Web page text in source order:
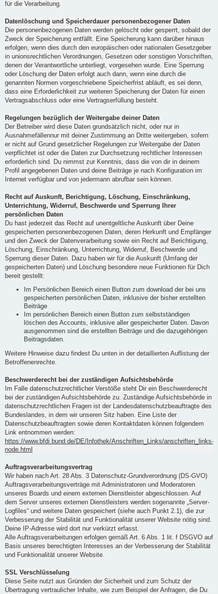
für die Verarbeitung.
Datenlöschung und Speicherdauer personenbezogener Daten
Die personenbezogenen Daten werden gelöscht oder gesperrt, sobald der
Zweck der Speicherung entfällt. Eine Speicherung kann darüber hinaus
erfolgen, wenn dies durch den europäischen oder nationalen Gesetzgeber
in unionsrechtlichen Verordnungen, Gesetzen oder sonstigen Vorschriften,
denen der Verantwortliche unterliegt, vorgesehen wurde. Eine Sperrung
oder Löschung der Daten erfolgt auch dann, wenn eine durch die
genannten Normen vorgeschriebene Speicherfrist abläuft, es sei denn,
dass eine Erforderlichkeit zur weiteren Speicherung der Daten für einen
Vertragsabschluss oder eine Vertragserfüllung besteht.
Regelungen bezüglich der Weitergabe deiner Daten
Der Betreiber wird diese Daten grundsätzlich nicht, oder nur in
Ausnahmefällennur mit deiner Zustimmung an Dritte weitergeben, sofern
er nicht auf Grund gesetzlicher Regelungen zur Weitergabe der Daten
verpflichtet ist oder die Daten zur Durchsetzung rechtlicher Interessen
erforderlich sind. Du nimmst zur Kenntnis, dass die von dir in deinem
Profil angegebenen Daten und deine Beiträge je nach Konfiguration im
Internet verfügbar und von jedermann abrufbar sein können.
Recht auf Auskunft, Berichtigung, Löschung, Einschränkung,
Unterrichtung, Widerruf, Beschwerde und Sperrung Ihrer
persönlichen Daten
Du hast jederzeit das Recht auf unentgeltliche Auskunft über Deine
gespeicherten personenbezogenen Daten, deren Herkunft und Empfänger
und den Zweck der Datenverarbeitung sowie ein Recht auf Berichtigung,
Löschung, Einschränkung, Unterrichtung, Widerruf, Beschwerde und
Sperrung dieser Daten. Dazu haben wir für die Auskunft (Umfang der
gespeicherten Daten) und Löschung besondere neue Funktionen für Dich
bereit gestellt:
Im Persönlichen Bereich einen Button zum download der bei uns
gespeicherten persönlichen Daten, inklusive der bisher erstellten
Beiträge
Im persönlichen Bereich einen Button zum selbstständigen
löschen des Accounts, inklusive aller gespeicherter Daten. Davon
ausgenommen sind die erstellten Beiträge und die dazugehörigen
Beitragsdaten.
Weitere Hinweise dazu findest Du unten in der detaillierten Auflistung der
Betroffenenrechte.
Beschwerderecht bei der zuständigen Aufsichtsbehörde
Im Falle datenschutzrechtlicher Verstöße steht Dir ein Beschwerderecht
bei der zuständigen Aufsichtsbehörde zu. Zuständige Aufsichtsbehörde in
datenschutzrechtlichen Fragen ist der Landesdatenschutzbeauftragte des
Bundeslandes, in dem wir unseren Sitz haben. Eine Liste der
Datenschutzbeauftragten sowie deren Kontaktdaten können folgendem
Link entnommen werden:
https://www.bfdi.bund.de/DE/Infothek/Anschriften_Links/anschriften_links-
node.html
Auftragsverarbeitungsvertrag
Wir haben nach Art. 28 Abs. 3 Datenschutz-Grundverordnung (DS-GVO)
Auftragsverarbeitungsverträge mit Administratoren und Moderatoren
unseres Boards und einem externen Dienstleister abgeschlossen. Auf
dem Server unseres externen Dienstleisters werden sogenannte „Server-
Logfiles“ und weitere Daten gespeichert (siehe auch Punkt 2.1), die zur
Verbesserung der Stabilität und Funktionalität unserer Website nötig sind.
Deine IP-Adresse wird dort nur verkürzt erfasst.
Alle Auftragsverarbeitungen erfolgen gemäß Art. 6 Abs. 1 lit. f DSGVO auf
Basis unseres berechtigten Interesses an der Verbesserung der Stabilität
und Funktionalität unserer Website.
SSL Verschlüsselung
Diese Seite nutzt aus Gründen der Sicherheit und zum Schutz der
Übertragung vertraulicher Inhalte, wie zum Beispiel der Anfragen, die Du